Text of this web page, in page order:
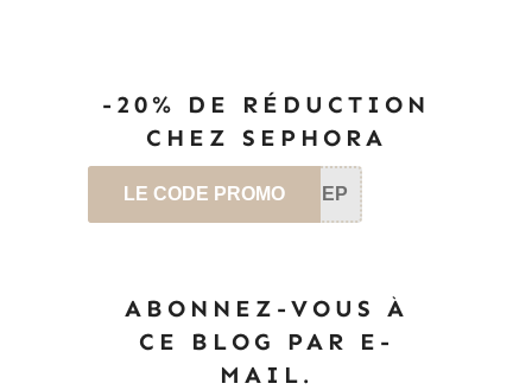
-20% DE RÉDUCTION
CHEZ SEPHORA
LE CODE PROMO SEP
ABONNEZ-VOUS À
CE BLOG PAR E-
MAIL.